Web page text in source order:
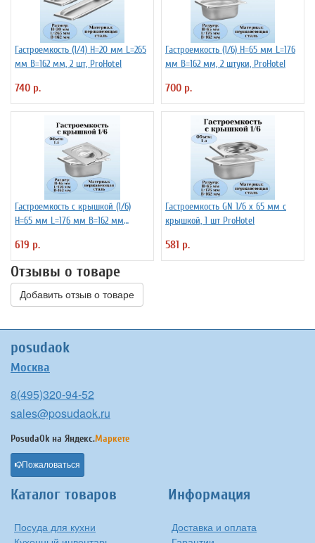
Гастроемкость (1/4) H=20 мм L=265
мм B=162 мм, 2 шт, ProHotel
740 р.
Гастроемкость (1/6) H=65 мм L=176
мм B=162 мм, 2 штуки, ProHotel
700 р.
Гастроемкость с крышкой (1/6)
H=65 мм L=176 мм B=162 мм
619 р.
Гастроемкость GN 1/6 х 65 мм с
крышкой, 1 шт ProHotel
581 р.
Отзывы о товаре
Добавить отзыв о товаре
posudaok
Москва
8(495)320-94-52
sales@posudaok.ru
PosudaOk на Яндекс.Маркете
Пожаловаться
Каталог товаров
Посуда для кухни
Информация
Доставка и оплата